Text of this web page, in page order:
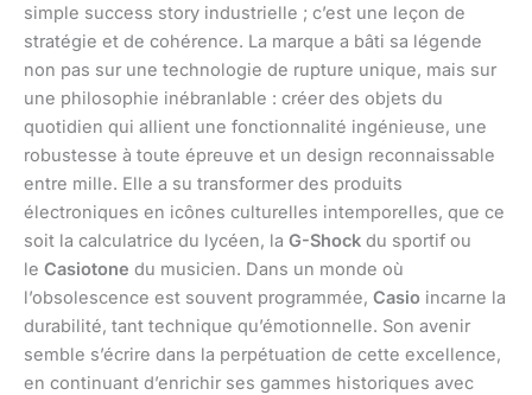
simple success story industrielle ; c’est une leçon de
stratégie et de cohérence. La marque a bâti sa légende
non pas sur une technologie de rupture unique, mais sur
une philosophie inébranlable : créer des objets du
quotidien qui allient une fonctionnalité ingénieuse, une
robustesse à toute épreuve et un design reconnaissable
entre mille. Elle a su transformer des produits
électroniques en icônes culturelles intemporelles, que ce
soit la calculatrice du lycéen, la G-Shock du sportif ou
le Casiotone du musicien. Dans un monde où
l’obsolescence est souvent programmée, Casio incarne la
durabilité, tant technique qu’émotionnelle. Son avenir
semble s’écrire dans la perpétuation de cette excellence,
en continuant d’enrichir ses gammes historiques avec